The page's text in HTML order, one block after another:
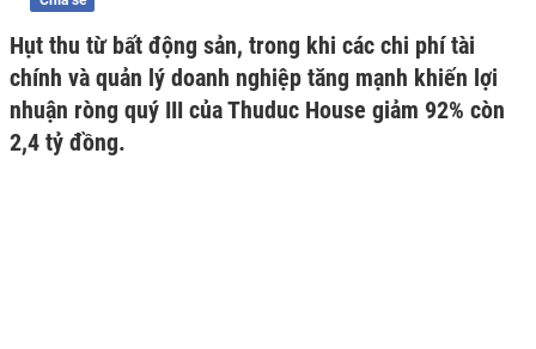
Hụt thu từ bất động sản, trong khi các chi phí tài
chính và quản lý doanh nghiệp tăng mạnh khiến lợi
nhuận ròng quý III của Thuduc House giảm 92% còn
2,4 tỷ đồng.